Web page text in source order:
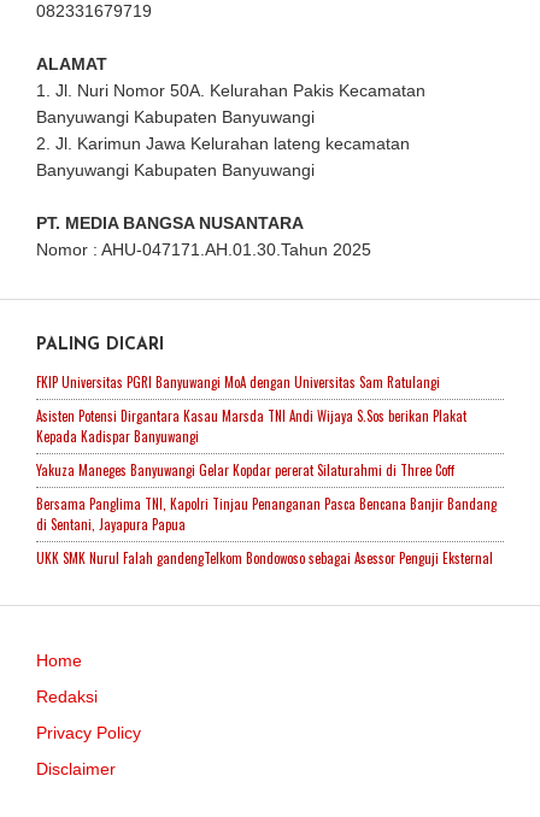
082331679719
ALAMAT
1. Jl. Nuri Nomor 50A. Kelurahan Pakis Kecamatan
Banyuwangi Kabupaten Banyuwangi
2. Jl. Karimun Jawa Kelurahan lateng kecamatan
Banyuwangi Kabupaten Banyuwangi
PT. MEDIA BANGSA NUSANTARA
Nomor : AHU-047171.AH.01.30.Tahun 2025
PALING DICARI
FKIP Universitas PGRI Banyuwangi MoA dengan Universitas Sam Ratulangi
Asisten Potensi Dirgantara Kasau Marsda TNI Andi Wijaya S.Sos berikan Plakat
Kepada Kadispar Banyuwangi
Yakuza Maneges Banyuwangi Gelar Kopdar pererat Silaturahmi di Three Coff
Bersama Panglima TNI, Kapolri Tinjau Penanganan Pasca Bencana Banjir Bandang
di Sentani, Jayapura Papua
UKK SMK Nurul Falah gandengTelkom Bondowoso sebagai Asessor Penguji Eksternal
Home
Redaksi
Privacy Policy
Disclaimer